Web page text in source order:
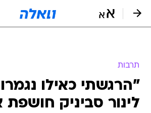
תרבות
"הרגשתי כאילו
לינור סביניק